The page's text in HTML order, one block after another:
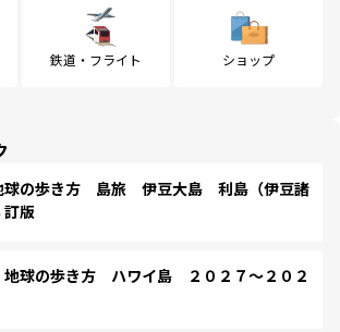
鉄道・フライト ショップ
の歩き方 島旅 伊豆大島 利島（伊豆諸
版
球の歩き方 ハワイ島 ２０２７～２０２